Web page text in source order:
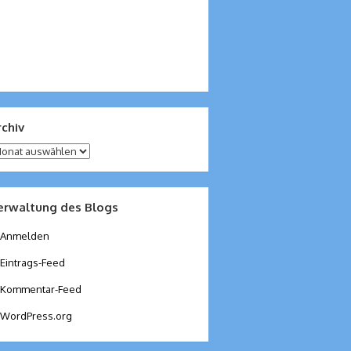
des Blogs
Anmelden
Eintrags-Feed
Kommentar-Feed
WordPress.org